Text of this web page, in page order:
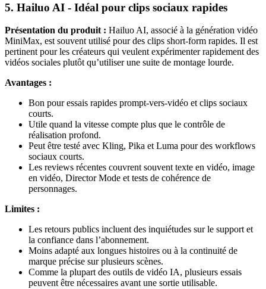
5. Hailuo AI - Idéal pour clips sociaux rapides
Présentation du produit : Hailuo AI, associé à la génération vidéo
MiniMax, est souvent utilisé pour des clips short-form rapides. Il est
pertinent pour les créateurs qui veulent expérimenter rapidement des
vidéos sociales plutôt qu’utiliser une suite de montage lourde.
Avantages :
Bon pour essais rapides prompt-vers-vidéo et clips sociaux
courts.
Utile quand la vitesse compte plus que le contrôle de
réalisation profond.
Peut être testé avec Kling, Pika et Luma pour des workflows
sociaux courts.
Les reviews récentes couvrent souvent texte en vidéo, image
en vidéo, Director Mode et tests de cohérence de
personnages.
Limites :
Les retours publics incluent des inquiétudes sur le support et
la confiance dans l’abonnement.
Moins adapté aux longues histoires ou à la continuité de
marque précise sur plusieurs scènes.
Comme la plupart des outils de vidéo IA, plusieurs essais
peuvent être nécessaires avant une sortie utilisable.